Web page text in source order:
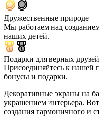
Дружественные природе
Мы работаем над
наших детей.
Подарки для верных друзей
Присоединяйтесь к нашей
бонусы и подарки.
Декоративные экраны на
украшением интерьера.
создания гармоничного и